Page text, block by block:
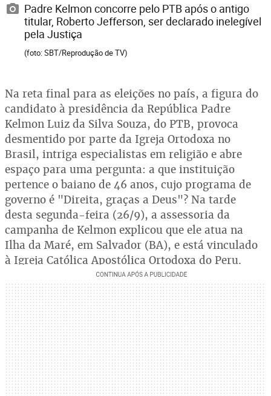
Padre Kelmon concorre pelo PTB após o antigo
titular, Roberto Jefferson, ser declarado inelegível
pela Justiça
(foto: SBT/Reprodução de TV)
Na reta final para as eleições no país, a figura do
candidato à presidência da República Padre
Kelmon Luiz da Silva Souza, do PTB, provoca
desmentido por parte da Igreja Ortodoxa no
Brasil, intriga especialistas em religião e abre
espaço para uma pergunta: a que instituição
pertence o baiano de 46 anos, cujo programa de
governo é "Direita, graças a Deus"? Na tarde
desta segunda-feira (26/9), a assessoria da
campanha de Kelmon explicou que ele atua na
Ilha da Maré, em Salvador (BA), e está vinculado
à Igreja Católica Apostólica Ortodoxa do Peru.